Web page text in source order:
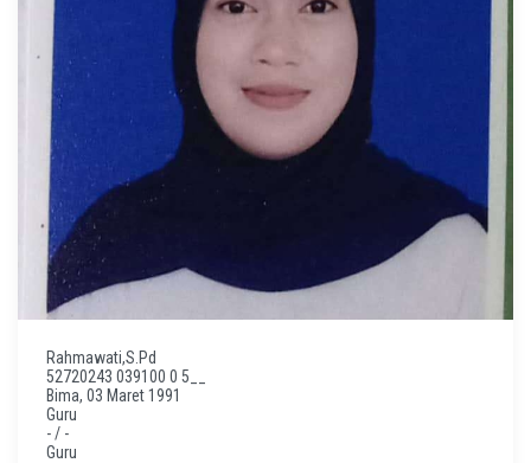
Rahmawati,S.Pd
52720243 039100 0 5__
Bima, 03 Maret 1991
Guru
- / -
Guru